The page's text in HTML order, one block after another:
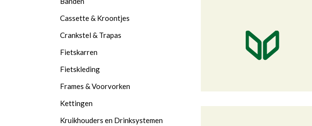
Cassette & Kroontjes
Crankstel & Trapas
Fietskarren
Fietskleding
Frames & Voorvorken
Kettingen
Kruikhouders en Drinksystemen